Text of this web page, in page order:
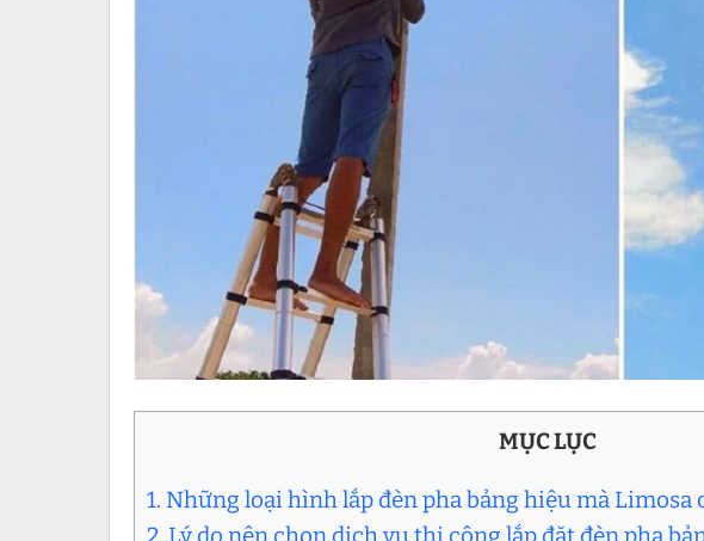
MỤC LỤC
1. Những loại hình lắp đèn pha bảng hiệu mà